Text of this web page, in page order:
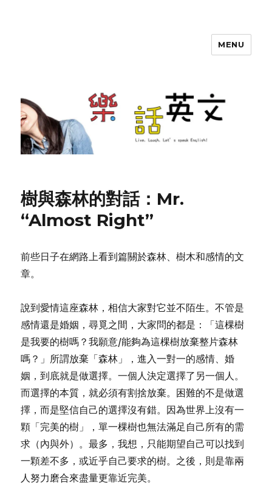
MENU
樹與森林的對話：Mr.
“Almost Right”
前些日子在網路上看到篇關於森林、樹木和感情的文
章。
說到愛情這座森林，相信大家對它並不陌生。不管是
感情還是婚姻，尋覓之間，大家問的都是：「這棵樹
是我要的樹嗎？我願意/能夠為這棵樹放棄整片森林
嗎？」所謂放棄「森林」，進入一對一的感情、婚
姻，到底就是做選擇。一個人決定選擇了另一個人。
而選擇的本質，就必須有割捨放棄。困難的不是做選
擇，而是堅信自己的選擇沒有錯。因為世界上沒有一
顆「完美的樹」，單一棵樹也無法滿足自己所有的需
求（內與外）。最多，我想，只能期望自己可以找到
一顆差不多，或近乎自己要求的樹。之後，則是靠兩
人努力磨合來盡量更靠近完美。